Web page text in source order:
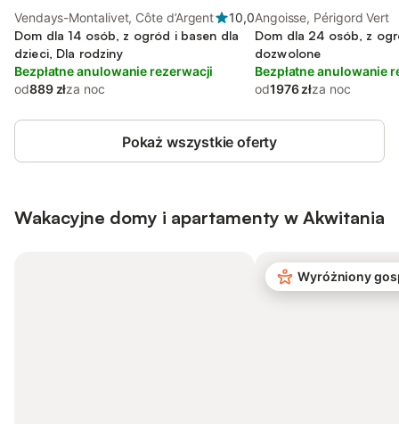
Vendays-Montalivet, Côte d’Argent
10,0
Dom dla 14 osób, z ogród i basen dla
dzieci, Dla rodziny
Bezpłatne anulowanie rezerwacji
od889 złza noc
Angoisse, Périgord Vert
Dom dla 24 osób, z
dozwolone
Bezpłatne anulowanie
od1976 złza noc
Pokaż wszystkie oferty
Wakacyjne domy i apartamenty w Akwitania
Wyróżniony